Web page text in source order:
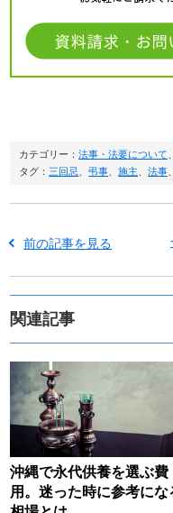
カテゴリー：法事・法要について
タグ： 三回忌 、弔事 、施主 、法事
前の記事を見る
関連記事
沖縄で永代供養を選ぶ費
用。迷った時に参考にな